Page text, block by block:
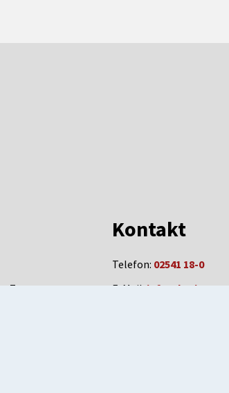
7
Kontakt
Telefon: 02541 18-0
E-Mail:info@kreis-